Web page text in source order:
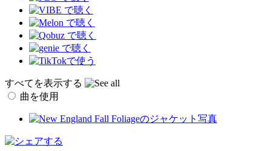
すべてを表示する
曲を使用